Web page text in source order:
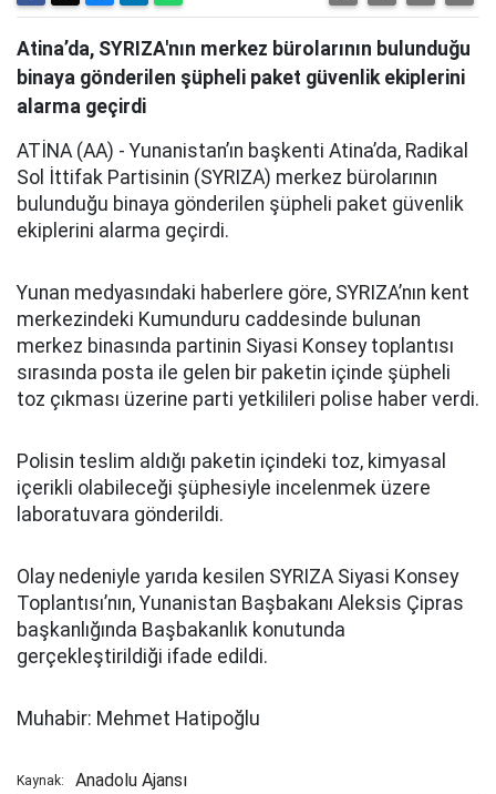
Atina’da, SYRIZA'nın merkez bürolarının bulunduğu
binaya gönderilen şüpheli paket güvenlik ekiplerini
alarma geçirdi
ATİNA (AA) - Yunanistan’ın başkenti Atina’da, Radikal
Sol İttifak Partisinin (SYRIZA) merkez bürolarının
bulunduğu binaya gönderilen şüpheli paket güvenlik
ekiplerini alarma geçirdi.
Yunan medyasındaki haberlere göre, SYRIZA’nın kent
merkezindeki Kumunduru caddesinde bulunan
merkez binasında partinin Siyasi Konsey toplantısı
sırasında posta ile gelen bir paketin içinde şüpheli
toz çıkması üzerine parti yetkilileri polise haber verdi.
Polisin teslim aldığı paketin içindeki toz, kimyasal
içerikli olabileceği şüphesiyle incelenmek üzere
laboratuvara gönderildi.
Olay nedeniyle yarıda kesilen SYRIZA Siyasi Konsey
Toplantısı’nın, Yunanistan Başbakanı Aleksis Çipras
başkanlığında Başbakanlık konutunda
gerçekleştirildiği ifade edildi.
Muhabir: Mehmet Hatipoğlu
Kaynak: Anadolu Ajansı